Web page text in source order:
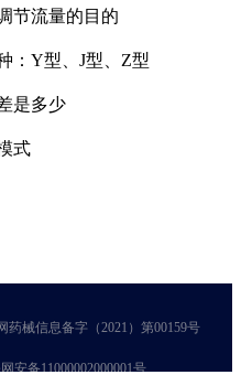
节流量的目的
：Y型、J型、Z型
是多少
式
械信息备字（2021）第00159号
安备11000002000001号